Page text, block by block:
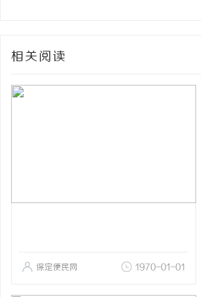
相关阅读
保定便民网 1970-01-01